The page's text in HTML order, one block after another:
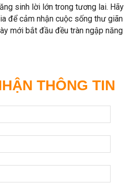
sinh lời lớn trong tương lai. Hãy
để cảm nhận cuộc sống thư giãn
mới bắt đầu đều tràn ngập năng
THÔNG TIN